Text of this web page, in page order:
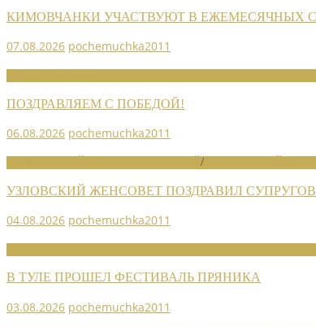
КИМОВЧАНКИ УЧАСТВУЮТ В ЕЖЕМЕСЯЧНЫХ
07.08.2026 pochemuchka2011
ПОЗДРАВЛЯЕМ С ПОБЕДОЙ!
06.08.2026 pochemuchka2011
/
УЗЛОВСКИЙ ЖЕНСОВЕТ ПОЗДРАВИЛ
04.08.2026 pochemuchka2011
В ТУЛЕ ПРОШЕЛ ФЕСТИВАЛЬ ПРЯНИКА
03.08.2026 pochemuchka2011